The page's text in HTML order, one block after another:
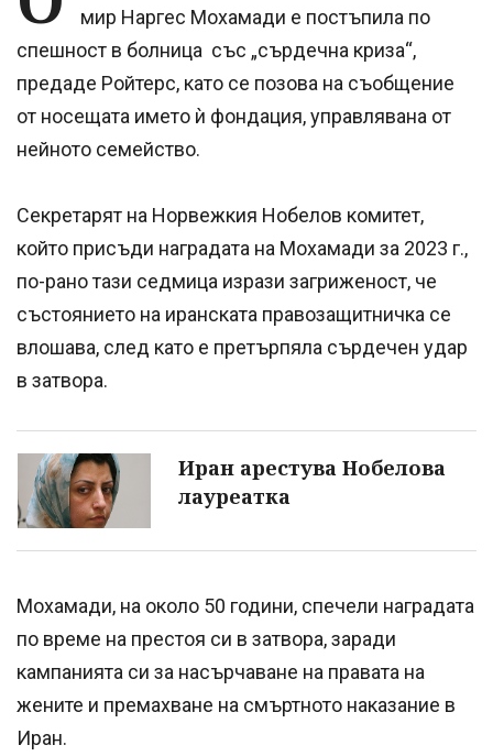
мир Наргес Мохамади е постъпила по
спешност в болница със „сърдечна криза“,
предаде Ройтерс, като се позова на съобщение
от носещата името ѝ фондация, управлявана от
нейното семейство.
Секретарят на Норвежкия Нобелов комитет,
който присъди наградата на Мохамади за 2023 г.,
по-рано тази седмица изрази загриженост, че
състоянието на иранската правозащитничка се
влошава, след като е претърпяла сърдечен удар
в затвора.
Иран арестува Нобелова
лауреатка
Мохамади, на около 50 години, спечели наградата
по време на престоя си в затвора, заради
кампанията си за насърчаване на правата на
жените и премахване на смъртното наказание в
Иран.